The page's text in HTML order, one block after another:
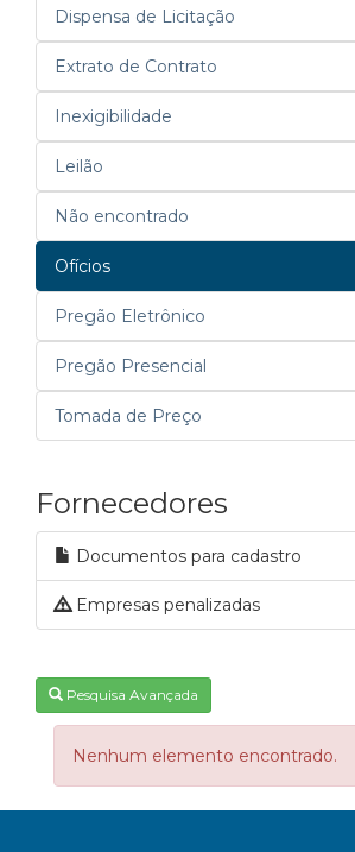
Dispensa de Licitação
Extrato de Contrato
Inexigibilidade
Leilão
Não encontrado
Ofícios
Pregão Eletrônico
Pregão Presencial
Tomada de Preço
Fornecedores
Documentos para cadastro
Empresas penalizadas
Pesquisa Avançada
Nenhum elemento encontrado.